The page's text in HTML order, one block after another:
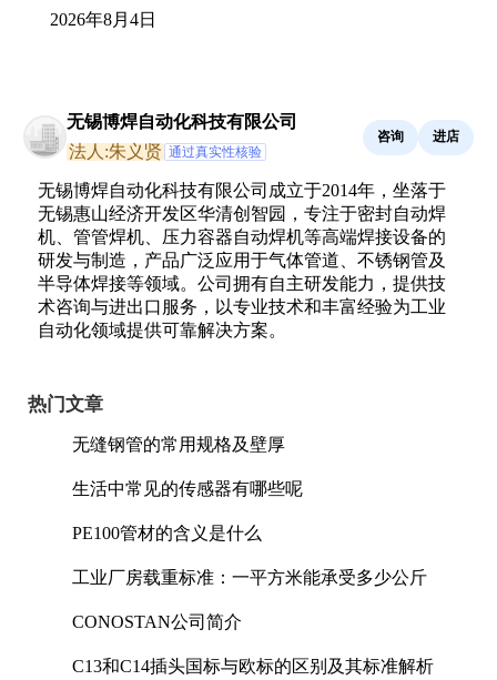
2026年8月4日
无锡博焊自动化科技有限公司
法人:朱义贤 通过真实性核验
咨询 进店
无锡博焊自动化科技有限公司成立于2014年，坐落于
无锡惠山经济开发区华清创智园，专注于密封自动焊
机、管管焊机、压力容器自动焊机等高端焊接设备的
研发与制造，产品广泛应用于气体管道、不锈钢管及
半导体焊接等领域。公司拥有自主研发能力，提供技
术咨询与进出口服务，以专业技术和丰富经验为工业
自动化领域提供可靠解决方案。
热门文章
无缝钢管的常用规格及壁厚
生活中常见的传感器有哪些呢
PE100管材的含义是什么
工业厂房载重标准：一平方米能承受多少公斤
CONOSTAN公司简介
C13和C14插头国标与欧标的区别及其标准解析